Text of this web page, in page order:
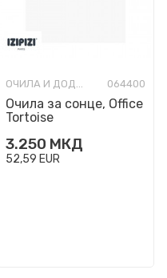
ОЧИЛА И ДОДАТОЦИ 064400
Очила за сонце, Office
Tortoise
3.250 МКД
52,59 EUR